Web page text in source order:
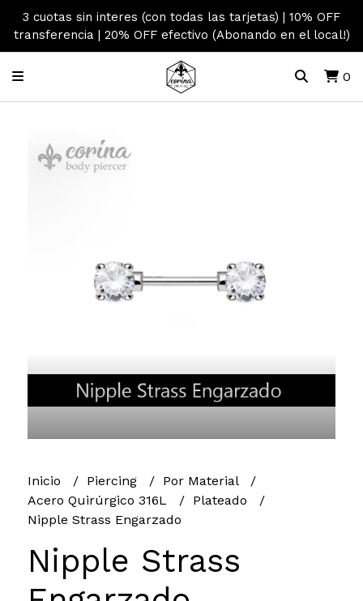
3 cuotas sin interes (con todas las tarjetas) | 10% OFF
transferencia | 20% OFF efectivo (Abonando en el local!)
0
Inicio Piercing
Por Material
Acero Quirúrgico 316L
Plateado
Nipple Strass Engarzado
Nipple Strass